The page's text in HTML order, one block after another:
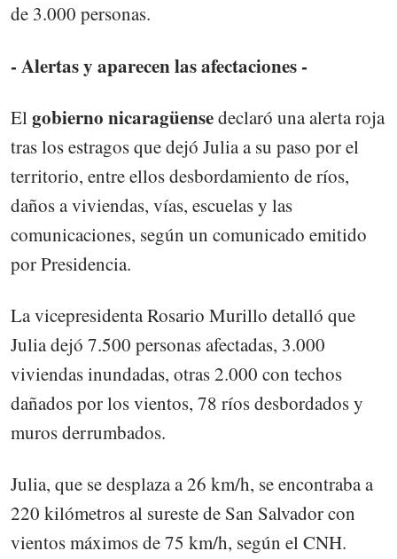
de 3.000 personas.
- Alertas y aparecen las afectaciones -
Elgobierno nicaragüensedeclaró una alerta roja
tras los estragos que dejó Julia a su paso por el
territorio, entre ellos desbordamiento de ríos,
daños a viviendas, vías, escuelas y las
comunicaciones, según un comunicado emitido
por Presidencia.
La vicepresidenta Rosario Murillo detalló que
Julia dejó 7.500 personas afectadas, 3.000
viviendas inundadas, otras 2.000 con techos
dañados por los vientos, 78 ríos desbordados y
muros derrumbados.
Julia, que se desplaza a 26 km/h, se encontraba a
220 kilómetros al sureste de San Salvador con
vientos máximos de 75 km/h, según el CNH.